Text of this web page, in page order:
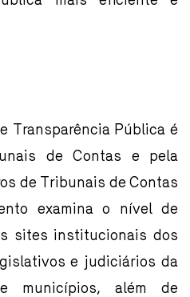
Transparência Pública é
de Contas e pela
de Tribunais de Contas
examina o nível de
sites institucionais dos
e judiciários da
municípios, além de